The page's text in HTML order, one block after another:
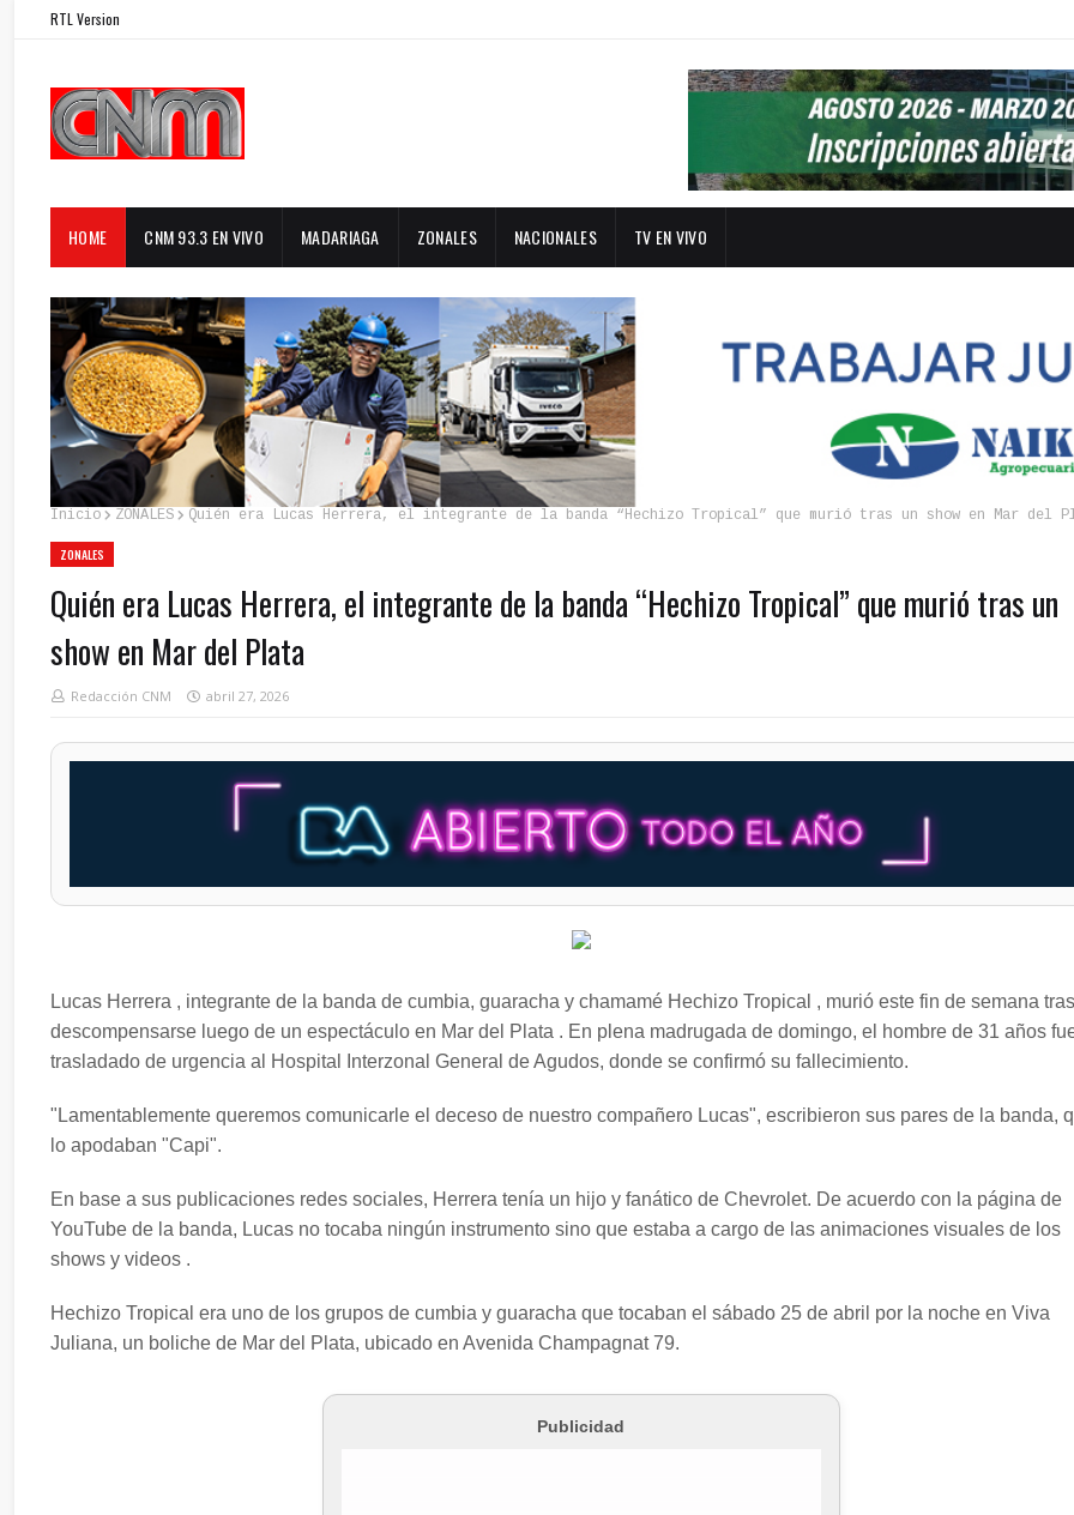
RTL Version
HOME CNM 93.3 EN VIVO MADARIAGA ZONALES NACIONALES TV EN VIVO
Inicio ZONALES Quién era Lucas Herrera, el integrante de la banda “Hechizo Tropical” que murió tras un show en Mar del
ZONALES
Quién era Lucas Herrera, el integrante de la banda “Hechizo Tropical” que murió tras un
show en Mar del Plata
Redacción CNM abril 27, 2026
Lucas Herrera , integrante de la banda de cumbia, guaracha y chamamé Hechizo Tropical , murió este fin de semana tras
descompensarse luego de un espectáculo en Mar del Plata . En plena madrugada de domingo, el hombre de 31 años
trasladado de urgencia al Hospital Interzonal General de Agudos, donde se confirmó su fallecimiento.
"Lamentablemente queremos comunicarle el deceso de nuestro compañero Lucas", escribieron sus pares de la banda,
lo apodaban "Capi".
En base a sus publicaciones redes sociales, Herrera tenía un hijo y fanático de Chevrolet. De acuerdo con la página de
YouTube de la banda, Lucas no tocaba ningún instrumento sino que estaba a cargo de las animaciones visuales de los
shows y videos .
Hechizo Tropical era uno de los grupos de cumbia y guaracha que tocaban el sábado 25 de abril por la noche en Viva
Juliana, un boliche de Mar del Plata, ubicado en Avenida Champagnat 79.
Publicidad